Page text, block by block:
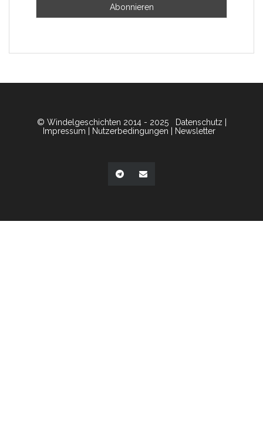
© Windelgeschichten 2014 - 2025 Datenschutz
Impressum
Nutzerbedingungen Newsletter